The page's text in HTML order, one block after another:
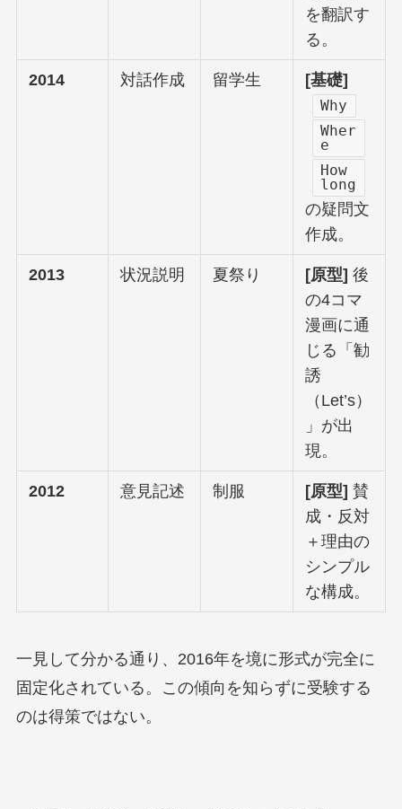
を翻訳す
る。
2014 対話作成 留学生 [基礎]
Why
Wher
e
How
long
の疑問文
作成。
2013 状況説明 夏祭り [原型] 後
の4コマ
漫画に通
じる「勧
誘
（Let’s）
」が出
現。
2012 意見記述 制服 [原型] 賛
成・反対
＋理由の
シンプル
な構成。
一見して分かる通り、2016年を境に形式が完全に
固定化されている。この傾向を知らずに受験する
のは得策ではない。